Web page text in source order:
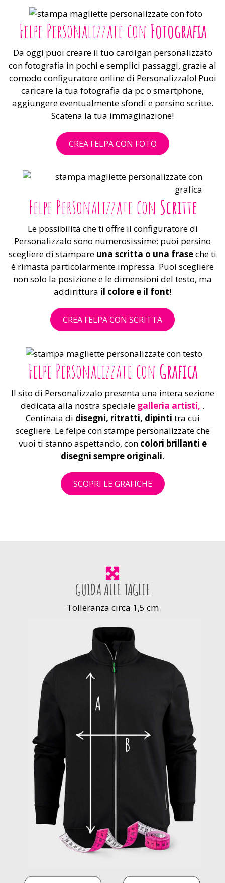
Felpe Personalizzate con Fotografia
Da oggi puoi creare il tuo cardigan personalizzato
con fotografia in pochi e semplici passaggi, grazie al
comodo configuratore online di Personalizzalo! Puoi
caricare la tua fotografia da pc o smartphone,
aggiungere eventualmente sfondi e persino scritte.
Scatena la tua immaginazione!
CREA FELPA CON FOTO
Felpe Personalizzate con Scritte
Le possibilità che ti offre il configuratore di
Personalizzalo sono numerosissime: puoi persino
scegliere di stampare una scritta o una fraseche ti
è rimasta particolarmente impressa. Puoi scegliere
non solo la posizione e le dimensioni del testo, ma
addirittura il colore e il font!
CREA FELPA CON SCRITTA
Felpe Personalizzate con Grafica
Il sito di Personalizzalo presenta una intera sezione
dedicata alla nostra speciale galleria artisti, .
Centinaia di disegni, ritratti, dipinti tra cui
scegliere. Le felpe con stampe personalizzate che
vuoi ti stanno aspettando, con colori brillanti e
disegni sempre originali.
SCOPRI LE GRAFICHE
GUIDA ALLE TAGLIE
Tolleranza circa 1,5 cm